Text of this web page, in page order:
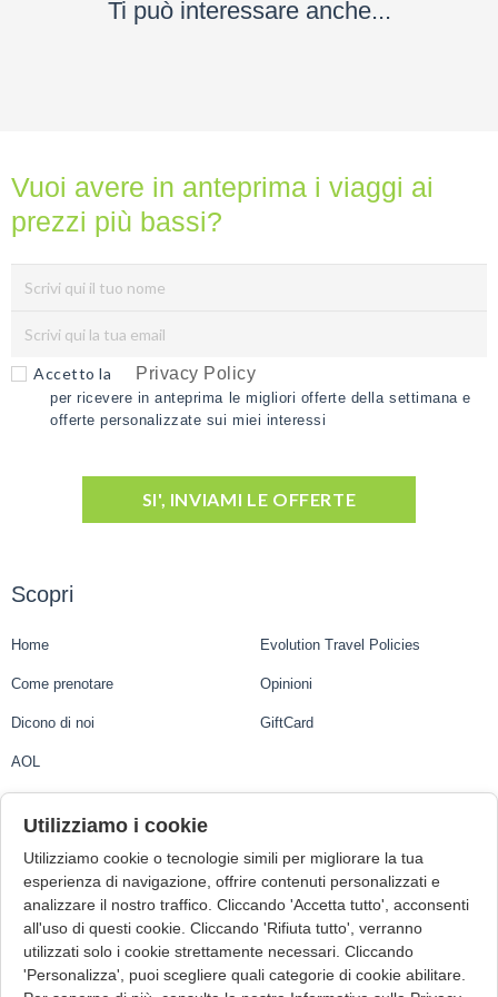
Ti può interessare anche...
Vuoi avere in anteprima i viaggi ai
prezzi più bassi?
Accetto la Privacy Policy
per ricevere in anteprima le migliori offerte della settimana e
offerte personalizzate sui miei interessi
SI', INVIAMI LE OFFERTE
Scopri
Home Evolution Travel Policies
Come prenotare Opinioni
Dicono di noi GiftCard
AOL
Evolution Travel
Evolution Travel Ltd.
1st Floor, Suite 3, Central Business Centre, Mdina Road
Zebbug ZBG9015, Malta
VAT Number: MT22006723
Utilizziamo i cookie
Utilizziamo cookie o tecnologie simili per migliorare la tua
esperienza di navigazione, offrire contenuti personalizzati e
analizzare il nostro traffico. Cliccando 'Accetta tutto', acconsenti
all'uso di questi cookie. Cliccando 'Rifiuta tutto', verranno
utilizzati solo i cookie strettamente necessari. Cliccando
'Personalizza', puoi scegliere quali categorie di cookie abilitare.